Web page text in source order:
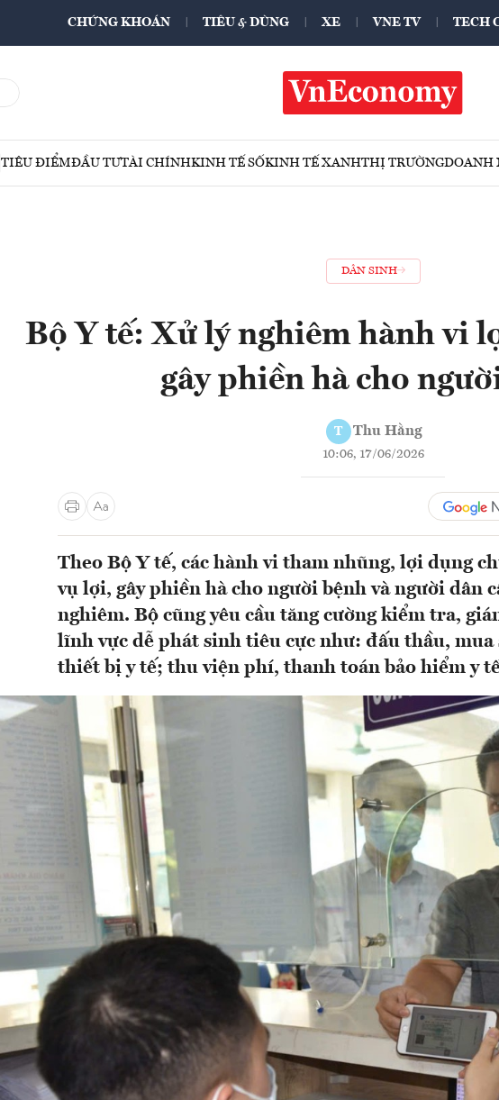
CHỨNG KHOÁN TIÊU & DÙNG XE VNE TV TECH
TIÊU ĐIỂMĐẦU TƯTÀI CHÍNHKINH TẾ SỐKINH TẾ XANHTHỊ TRƯỜNGDOANH
DÂN SINH
Bộ Y tế: Xử lý nghiêm hành vi
gây phiền hà cho
T Thu Hằng
10:06, 17/06/2026
Theo Bộ Y tế, các hành vi tham nhũng, lợi dụng
vụ lợi, gây phiền hà cho người bệnh và người dân
nghiêm. Bộ cũng yêu cầu tăng cường kiểm tra,
lĩnh vực dễ phát sinh tiêu cực như: đấu thầu, mua
thiết bị y tế; thu viện phí, thanh toán bảo hiểm y